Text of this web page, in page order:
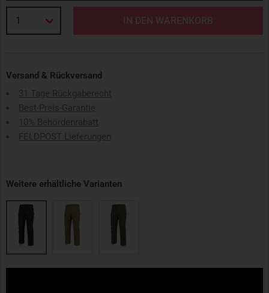
1 IN DEN WARENKORB
Versand & Rückversand
31 Tage Rückgaberecht
Best-Preis-Garantie
10% Behördenrabatt
FELDPOST Lieferungen
Weitere erhältliche Varianten